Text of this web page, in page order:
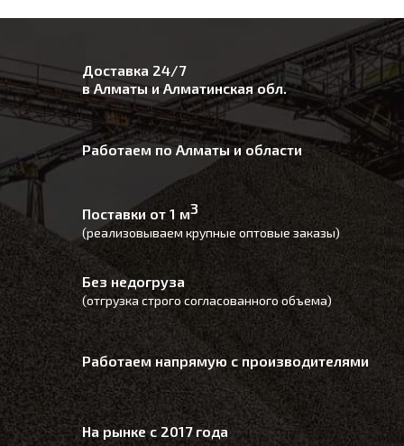
Доставка 24/7
в Алматы и Алматинская обл.
Работаем по Алматы и области
Поставки от 1 м3
(реализовываем крупные оптовые заказы)
Без недогруза
(отгрузка строго согласованного объема)
Работаем напрямую с производителями
На рынке с 2017 года